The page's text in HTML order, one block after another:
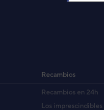
Ref.
Recambios
Recambios en 24h
Los imprescindibles